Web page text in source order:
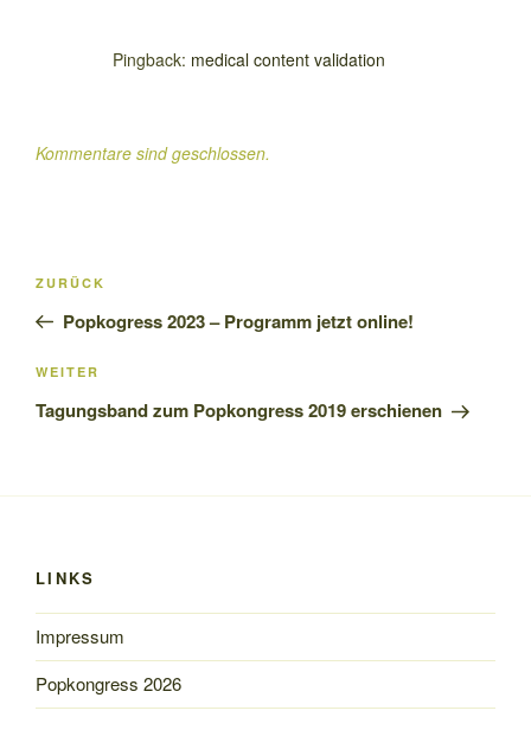
Pingback: medical content validation
Kommentare sind geschlossen.
Beitrags-
Vorheriger
Beitrag
ZURÜCK
Popkogress 2023 – Programm jetzt online!
Nächster
Beitrag
WEITER
Tagungsband zum Popkongress 2019 erschienen
LINKS
Impressum
Popkongress 2026